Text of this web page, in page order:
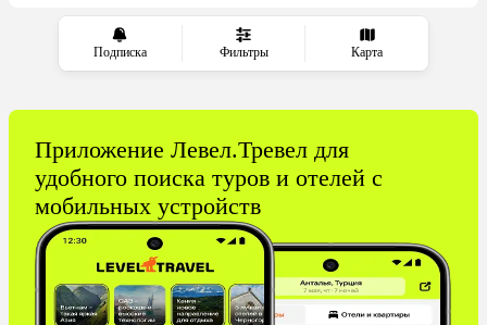
Подписка Фильтры Карта
Индонезия
Сейшелы
Маврикий
Кипр
Бахрейн
Куба
Приложение Левел.Тревел для
удобного поиска туров и отелей с
мобильных устройств